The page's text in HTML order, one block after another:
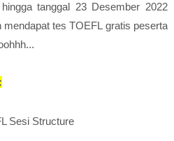
tanggal 23 Desember 2022
tes TOEFL gratis peserta
Sesi Structure